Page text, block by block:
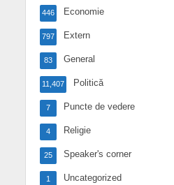
Economie
446
Extern
797
General
83
Politică
11,407
Puncte de vedere
7
Religie
4
Speaker's corner
25
Uncategorized
1